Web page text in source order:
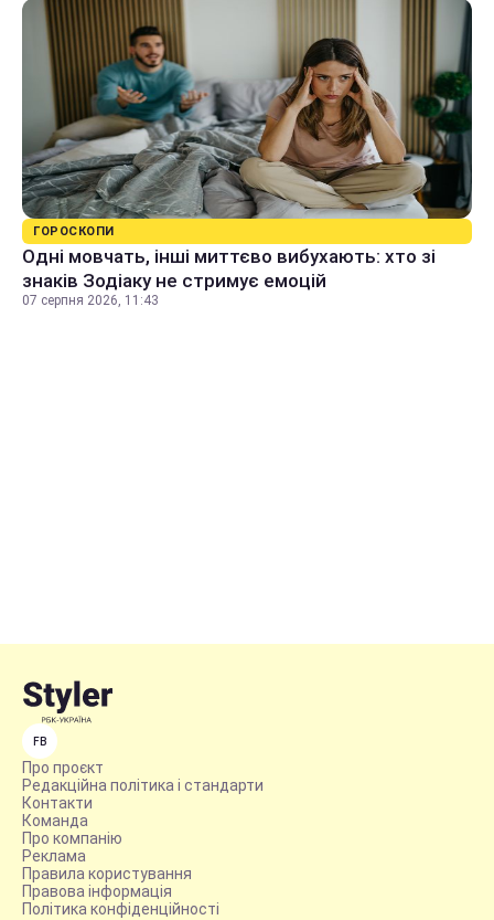
ГОРОСКОПИ
Одні мовчать, інші миттєво вибухають: хто зі
знаків Зодіаку не стримує емоцій
07 серпня 2026, 11:43
FB
Про проєкт
Редакційна політика і стандарти
Контакти
Команда
Про компанію
Реклама
Правила користування
Правова інформація
Політика конфіденційності